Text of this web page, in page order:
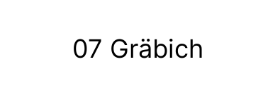
07 Gräbich